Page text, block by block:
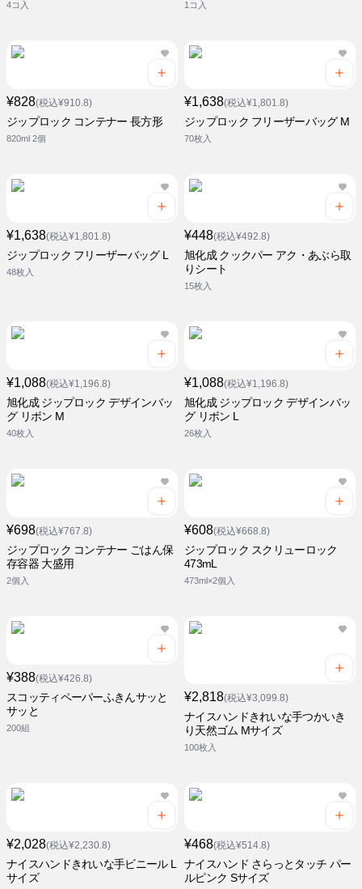
4コ入 1コ入
¥828(税込¥910.8)
ジップロック コンテナー 長方形
820ml 2個
¥1,638(税込¥1,801.8)
ジップロック フリーザーバッグ M
70枚入
¥1,638(税込¥1,801.8)
ジップロック フリーザーバッグ L
48枚入
¥448(税込¥492.8)
旭化成 クックパー アク・あぶら取
りシート
15枚入
¥1,088(税込¥1,196.8)
旭化成 ジップロック デザインバッ
グ リボン M
40枚入
¥1,088(税込¥1,196.8)
旭化成 ジップロック デザインバッ
グ リボン L
26枚入
¥698(税込¥767.8)
ジップロック コンテナー ごはん保
存容器 大盛用
2個入
¥608(税込¥668.8)
ジップロック スクリューロック
473mL
473ml×2個入
¥388(税込¥426.8)
スコッティペーパーふきんサッと
サッと
200組
¥2,818(税込¥3,099.8)
ナイスハンドきれいな手つかいき
り天然ゴム Mサイズ
100枚入
¥2,028(税込¥2,230.8)
ナイスハンドきれいな手ビニール L
サイズ
¥468(税込¥514.8)
ナイスハンド さらっとタッチ パー
ルピンク Sサイズ